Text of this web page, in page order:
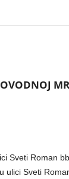
Sveti Roman
ulici Sveti